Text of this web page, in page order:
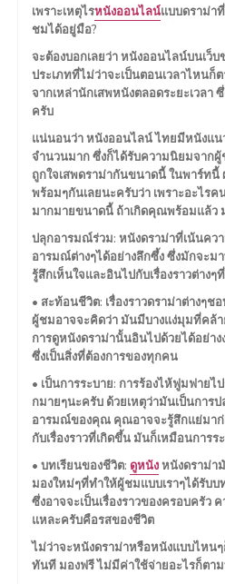
เพราะเหตุไรหนังออนไลน์แบบดราม่า
ชมได้อยู่มือ?
จะต้องบอกเลยว่า หนังออนไลน์บนเว็
ประเภทที่ไม่ว่าจะเป็นตอนเวลาไหน
จากเหล่านักเสพหนังตลอดระยะเวลา
ครับ
แน่นอนว่า หนังออนไลน์ ไทยมีหนังแน
จำนวนมาก ซึ่งก็ได้รับความนิยมจากผู้
ถูกใจเสพดราม่ากันขนาดนี้ ในพาร์ท
พร้อมๆกันเลยนะครับว่า เพราะอะไร
มากมายขนาดนี้ ถ้าเกิดคุณพร้อมแล้ว
ปลุกอารมณ์ร่วม: หนังดราม่าที่เน้นคว
อารมณ์ต่างๆได้อย่างลึกซึ้ง ซึ่งมักจะม
รู้สึกเห็นใจและอินไปกับเรื่องราวต่าง
• สะท้อนชีวิต: เรื่องราวดราม่าต่างๆ
ผู้ชมอาจจะคิดว่า มันมีบางแง่มุมที่คล้า
การดูหนังดราม่านั้นอินไปด้วยได้อย่าง
ซึ่งเป็นสิ่งที่ต้องการของทุกคน
• เป็นการระบาย: การร้องไห้ฟูมฟายไ
กมายๆนะครับ ด้วยเหตุว่ามันเป็นการ
อารมณ์ของคุณ คุณอาจจะรู้สึกแย่มาก่
กับเรื่องราวที่เกิดขึ้น มันก็เหมือนการร
• บทเรียนของชีวิต: ดูหนังหนังดราม่า
มองใหม่ๆที่ทำให้ผู้ชมแบบเราๆได้รับ
ซึ่งอาจจะเป็นเรื่องราวของครอบครัว
แหละครับคือรสของชีวิต
ไม่ว่าจะหนังดราม่าหรือหนังแบบไหน
ทันที มองฟรี ไม่มีค่าใช้จ่ายอะไรก็ตาม